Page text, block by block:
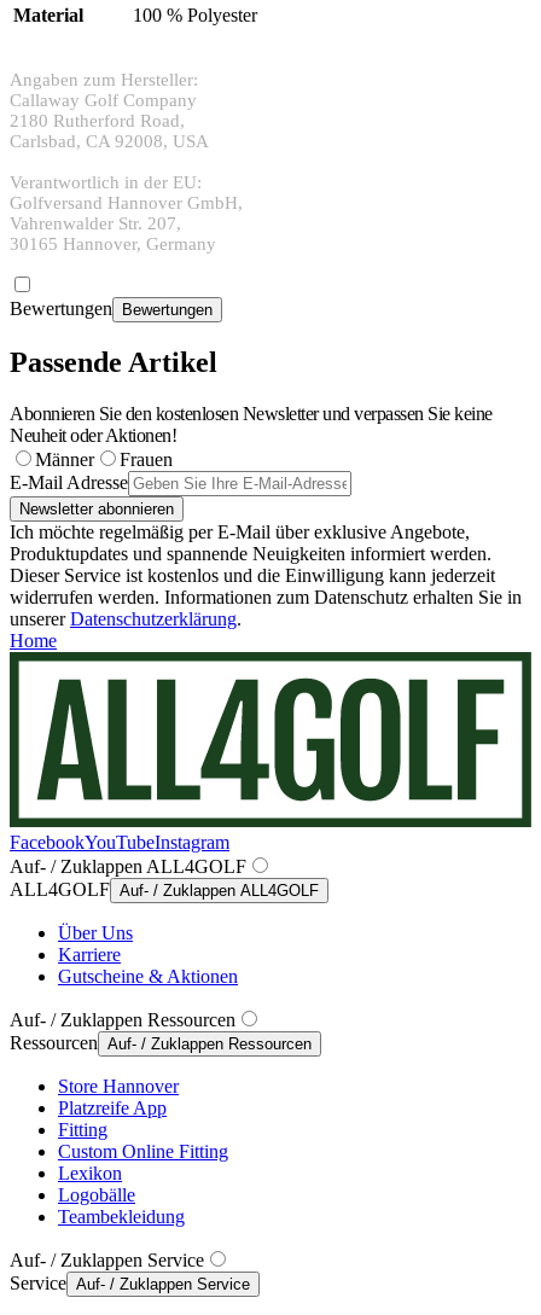
Material 100 % Polyester
Angaben zum Hersteller:
Callaway Golf Company
2180 Rutherford Road,
Carlsbad, CA 92008, USA
Verantwortlich in der EU:
Golfversand Hannover GmbH,
Vahrenwalder Str. 207,
30165 Hannover, Germany
Bewertungen Bewertungen
Passende Artikel
Abonnieren Sie den kostenlosen Newsletter und verpassen Sie keine
Neuheit oder Aktionen!
Männer
Frauen
E-Mail Adresse
Newsletter abonnieren
Ich möchte regelmäßig per E-Mail über exklusive Angebote,
Produktupdates und spannende Neuigkeiten informiert werden.
Dieser Service ist kostenlos und die Einwilligung kann jederzeit
widerrufen werden. Informationen zum Datenschutz erhalten Sie in
unsererDatenschutzerklärung.
Home
FacebookYouTubeInstagram
Auf- / Zuklappen ALL4GOLF
ALL4GOLF Auf- / Zuklappen ALL4GOLF
Über Uns
Karriere
Gutscheine & Aktionen
Auf- / Zuklappen Ressourcen
Ressourcen Auf- / Zuklappen Ressourcen
Store Hannover
Platzreife App
Fitting
Custom Online Fitting
Lexikon
Logobälle
Teambekleidung
Auf- / Zuklappen Service
Service Auf- / Zuklappen Service